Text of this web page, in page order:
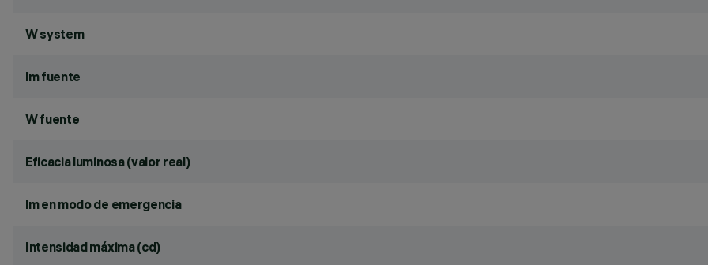
W system
lm fuente
W fuente
Eficacia luminosa (valor real)
lm en modo de emergencia
Intensidad máxima (cd)